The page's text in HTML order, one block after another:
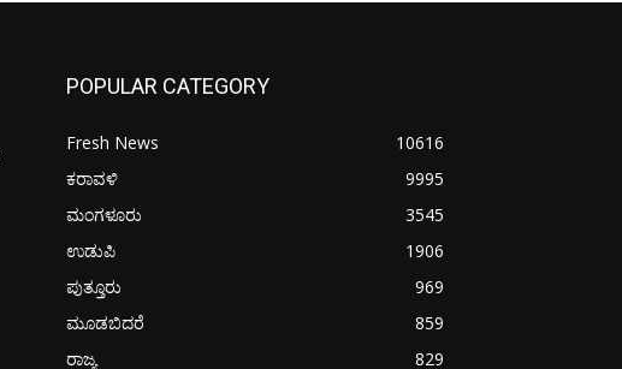
POPULAR CATEGORY
Fresh News
10616
ಕರಾವಳಿ
9995
ಮಂಗಳೂರು
3545
ಉಡುಪಿ
1906
ಪುತ್ತೂರು
969
ಮೂಡಬಿದರೆ
859
ರಾಜ್ಯ
829